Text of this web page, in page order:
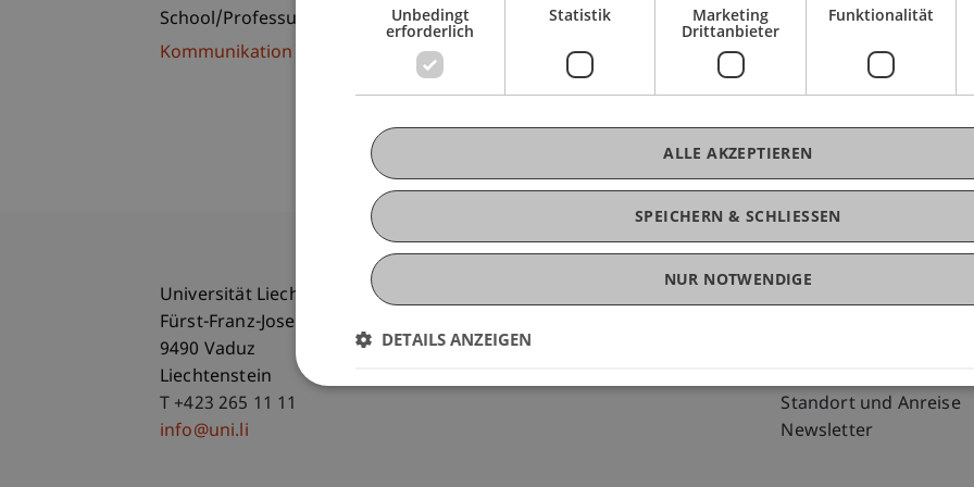
School/Professur:
Kommunikation und Marketing
Universität Liechtenstein
Fürst-Franz-Josef-Strasse
9490 Vaduz
Liechtenstein
T +423 265 11 11
info@uni.li
Fußzeile Rechtliche Hinweise
Disclaimer
Fußzeile
Standort und Anreise
Newsletter
Unbedingt
erforderlich
Statistik Marketing
Drittanbieter
Funktionalität
SPEICHERN & SCHLIESSEN
ALLE AKZEPTIEREN
NUR NOTWENDIGE
DETAILS ANZEIGEN